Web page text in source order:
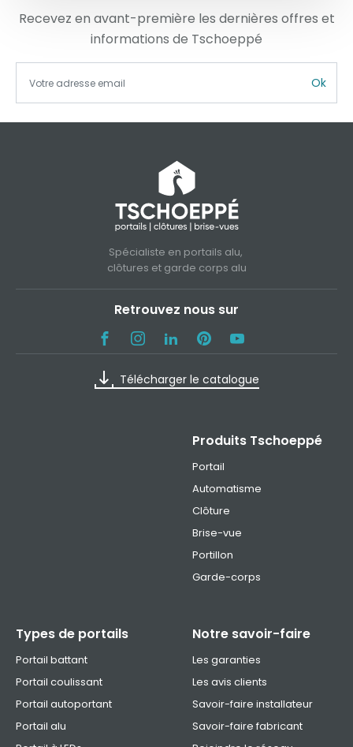
Recevez en avant-première les dernières offres et
informations de Tschoeppé
Ok
Spécialiste en portails alu,
clôtures et garde corps alu
Retrouvez nous sur
Télécharger le catalogue
Produits Tschoeppé
Portail
Automatisme
Clôture
Brise-vue
Portillon
Garde-corps
Types de portails
Portail battant
Portail coulissant
Portail autoportant
Portail alu
Notre savoir-faire
Les garanties
Les avis clients
Savoir-faire installateur
Savoir-faire fabricant